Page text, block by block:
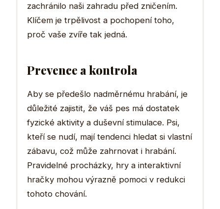
zachránilo naši zahradu před zničením.
Klíčem je trpělivost a pochopení toho,
proč vaše zvíře tak jedná.
Prevence a kontrola
Aby se předešlo nadměrnému hrabání, je
důležité zajistit, že váš pes má dostatek
fyzické aktivity a duševní stimulace. Psi,
kteří se nudí, mají tendenci hledat si vlastní
zábavu, což může zahrnovat i hrabání.
Pravidelné procházky, hry a interaktivní
hračky mohou výrazně pomoci v redukci
tohoto chování.